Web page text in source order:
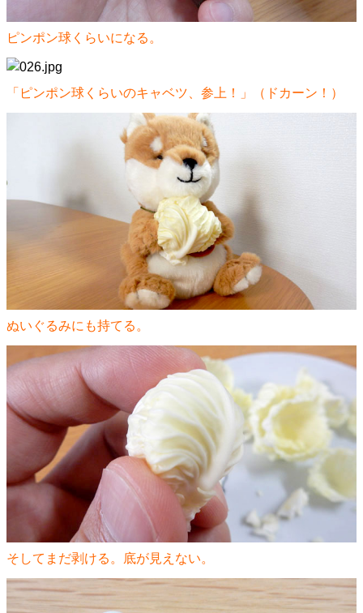
ピンポン球くらいになる。
「ピンポン球くらいのキャベツ、参上！」（ドカーン！）
ぬいぐるみにも持てる。
そしてまだ剥ける。底が見えない。